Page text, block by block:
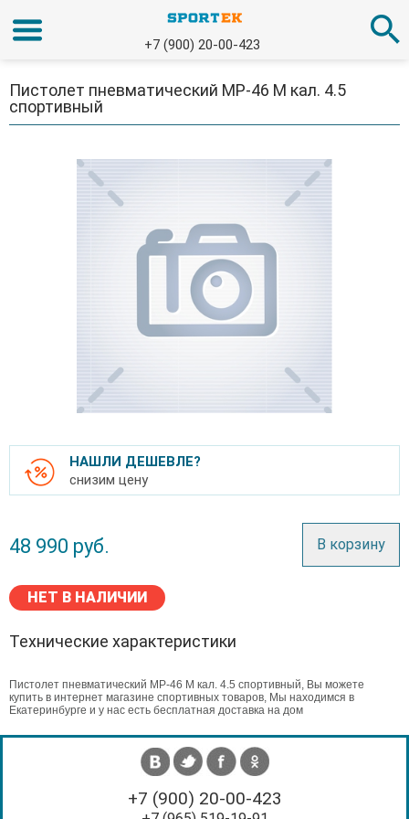
+7 (900) 20-00-423
Пистолет пневматический МР-46 М кал. 4.5
спортивный
НАШЛИ ДЕШЕВЛЕ?
снизим цену
48 990 руб. В корзину
НЕТ В НАЛИЧИИ
Технические характеристики
Пистолет пневматический МР-46 М кал. 4.5 спортивный, Вы можете
купить в интернет магазине спортивных товаров, Мы находимся в
Екатеринбурге и у нас есть бесплатная доставка на дом
+7 (900) 20-00-423